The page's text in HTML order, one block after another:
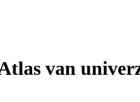
van